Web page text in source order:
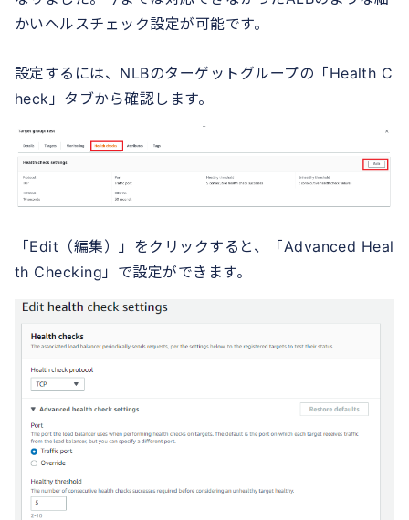
かいヘルスチェック設定が可能です。
設定するには、NLBのターゲットグループの「Health C
heck」タブから確認します。
「Edit（編集）」をクリックすると、「Advanced Heal
th Checking」で設定ができます。